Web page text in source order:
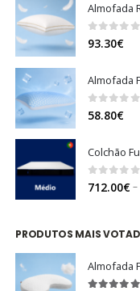
Almofada
0out of
93.30€
Almofada
0out of
58.80€
Colchão
0out
712.00€–
PRODUTOS MAIS
Almofada